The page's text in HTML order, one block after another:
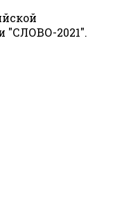
"СЛОВО-2021".